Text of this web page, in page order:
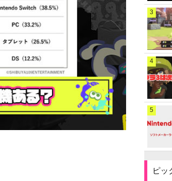
3
4
5
ピッ